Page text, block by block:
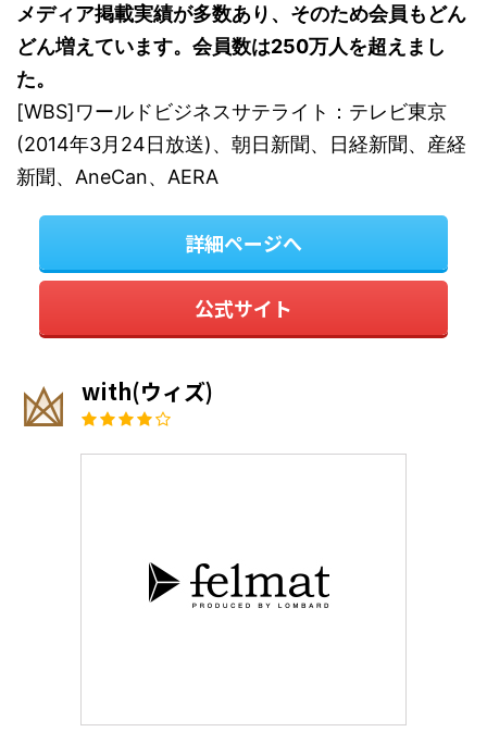
メディア掲載実績が多数あり、そのため会員もどん
どん増えています。会員数は250万人を超えまし
た。
[WBS]ワールドビジネスサテライト：テレビ東京
(2014年3月24日放送)、朝日新聞、日経新聞、産経
新聞、AneCan、AERA
詳細ページへ
公式サイト
with(ウィズ)